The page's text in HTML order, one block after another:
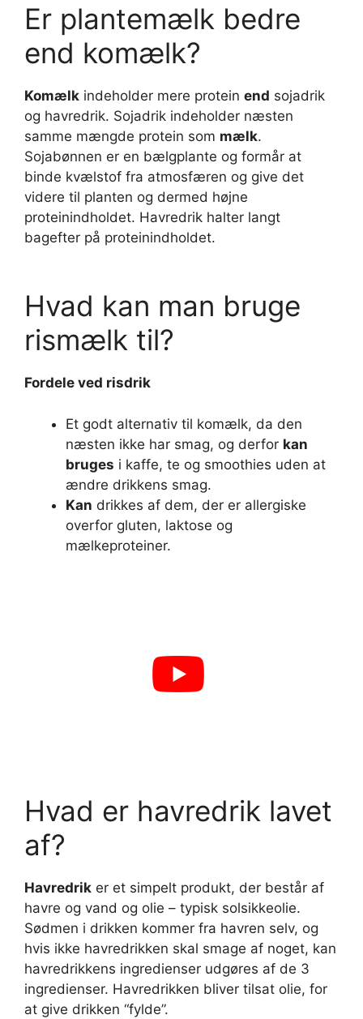
Er plantemælk bedre
end komælk?
Komælk indeholder mere protein end sojadrik
og havredrik. Sojadrik indeholder næsten
samme mængde protein som mælk.
Sojabønnen er en bælgplante og formår at
binde kvælstof fra atmosfæren og give det
videre til planten og dermed højne
proteinindholdet. Havredrik halter langt
bagefter på proteinindholdet.
Hvad kan man bruge
rismælk til?
Fordele ved risdrik
Et godt alternativ til komælk, da den
næsten ikke har smag, og derfor kan
bruges i kaffe, te og smoothies uden at
ændre drikkens smag.
Kan drikkes af dem, der er allergiske
overfor gluten, laktose og
mælkeproteiner.
Hvad er havredrik lavet
af?
Havredrik er et simpelt produkt, der består af
havre og vand og olie – typisk solsikkeolie.
Sødmen i drikken kommer fra havren selv, og
hvis ikke havredrikken skal smage af noget, kan
havredrikkens ingredienser udgøres af de 3
ingredienser. Havredrikken bliver tilsat olie, for
at give drikken “fylde”.